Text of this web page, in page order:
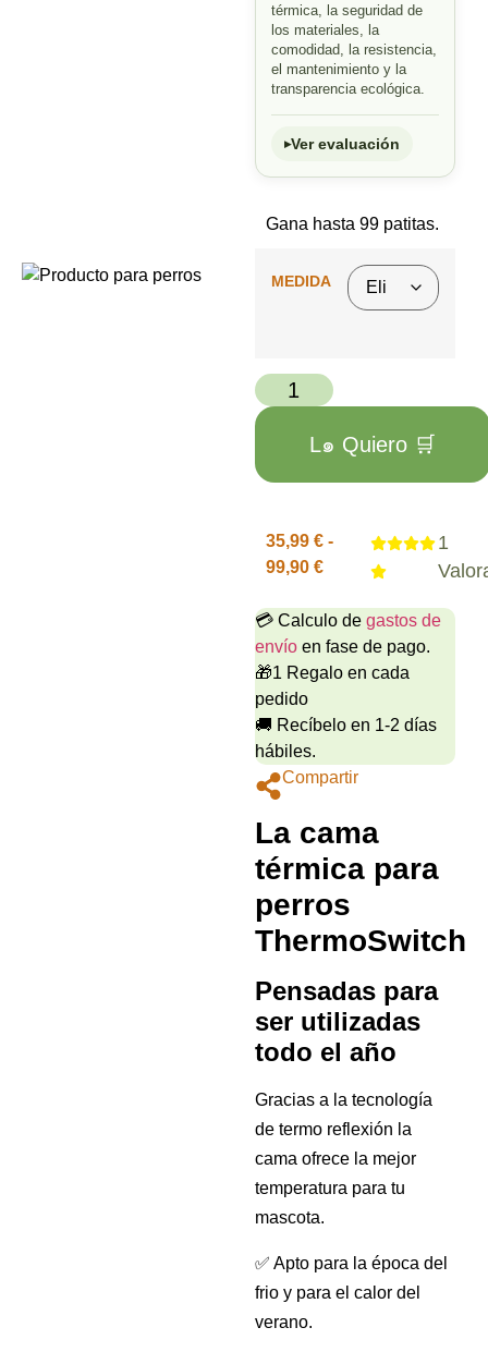
térmica, la seguridad de
los materiales, la
comodidad, la resistencia,
el mantenimiento y la
transparencia ecológica.
Ver evaluación
Gana hasta 99 patitas.
MEDIDA
L๑ Quiero 🛒
35,99 € -
99,90 €
1
💳 Calculo de gastos de
envíoen fase de pago.
🎁1 Regalo en cada
pedido
🚚 Recíbelo en 1-2 días
hábiles.
Compartir
La cama
térmica para
perros
ThermoSwitch
Pensadas para
ser utilizadas
todo el año
Gracias a la tecnología
de termo reflexión la
cama ofrece la mejor
temperatura para tu
mascota.
✅ Apto para la época del
frio y para el calor del
verano.